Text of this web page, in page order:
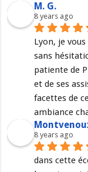
M. G.
8 years ago
Lyon, je
sans
patiente de
et de ses
facettes de
ambiance
8 years ago
dans cette